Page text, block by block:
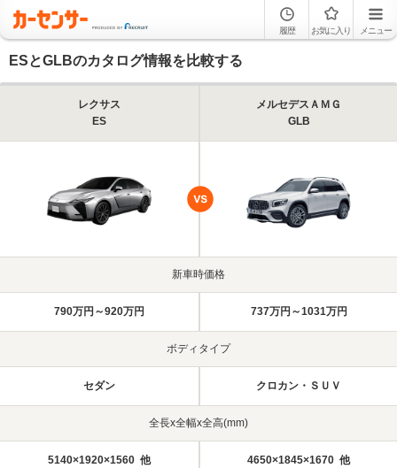
履歴 お気に入り メニュー
ESとGLBのカタログ情報を比較する
レクサス
ES
メルセデスＡＭＧ
GLB
新車時価格
790万円～920万円 737万円～1031万円
ボディタイプ
セダン クロカン・ＳＵＶ
全長x全幅x全高(mm)
5140×1920×1560 他 4650×1845×1670 他